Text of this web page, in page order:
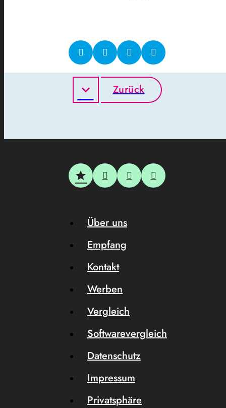
Zurück
Über uns
Empfang
Kontakt
Werben
Vergleich
Softwarevergleich
Datenschutz
Impressum
Privatsphäre